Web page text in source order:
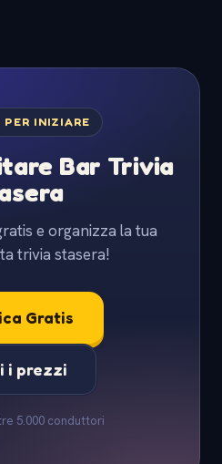
PER INIZIARE
Bar Trivia
e organizza la tua
trivia stasera!
Gratis
i prezzi
5.000 conduttori